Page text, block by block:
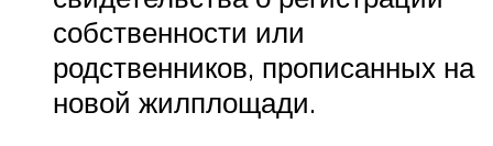
собственности или
родственников, прописанных на
новой жилплощади.